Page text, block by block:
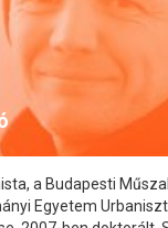
a Budapesti
Egyetem